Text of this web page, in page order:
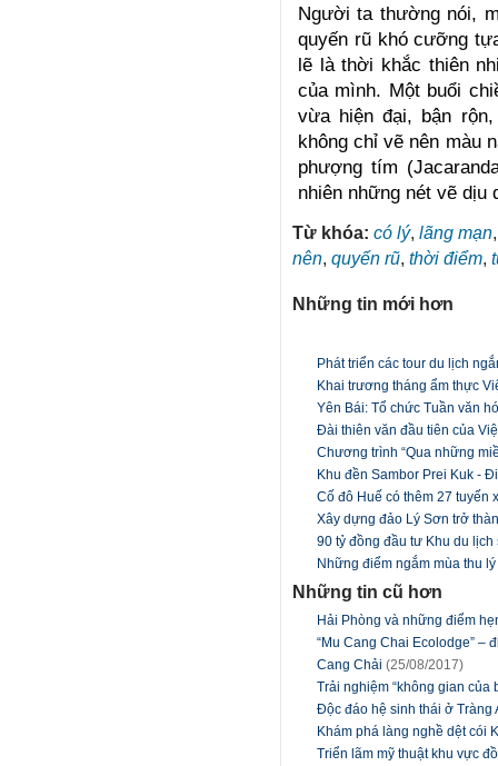
Người ta thường nói,
quyến rũ khó cưỡng
lẽ là thời khắc thiên
của mình. Một buổi
vừa hiện đại, bận
không chỉ vẽ nên màu
phượng tím
nhiên những nét vẽ dịu
Từ khóa: có lý, lãng mạn
nên quyến rũ thời điểm
Những tin mới hơn
Phát triển các tour du lịch
Khai trương tháng ẩm thực
Yên Bái: Tổ chức Tuần văn
Đài thiên văn đầu tiên của
Chương trình “Qua những
Khu đền Sambor Prei Kuk -
Cố đô Huế có thêm 27 tuyến
Xây dựng đảo Lý Sơn trở
90 tỷ đồng đầu tư Khu du
Những điểm ngắm mùa thu
Những tin cũ hơn
Hải Phòng và những điểm
“Mu Cang Chai Ecolodge” –
Cang Chải (25/08/2017)
Trải nghiệm “không gian
Độc đáo hệ sinh thái ở Tràng
Khám phá làng nghề dệt cói
Triển lãm mỹ thuật khu vực